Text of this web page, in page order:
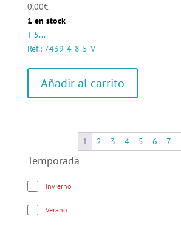
0,00€
1 en stock
T 5...
Ref.: 7439-4-8-5-V
Añadir al carrito
1 2 3 4 5 6 7
Temporada
Invierno
Verano